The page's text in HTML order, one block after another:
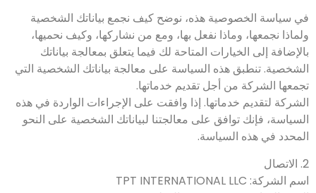
في سياسة الخصوصية هذه، نوضح كيف نجمع بياناتك الشخصية
ولماذا نجمعها، وماذا نفعل بها، ومع من نشاركها، وكيف نحميها،
بالإضافة إلى الخيارات المتاحة لك فيما يتعلق بمعالجة بياناتك
الشخصية. تنطبق هذه السياسة على معالجة بياناتك الشخصية التي
تجمعها الشركة من أجل تقديم خدماتها.
الشركة لتقديم خدماتها. إذا وافقت على الإجراءات الواردة في هذه
السياسة، فإنك توافق على معالجتنا لبياناتك الشخصية على النحو
المحدد في هذه السياسة.
2. الاتصال
اسم الشركة: TPT INTERNATIONAL LLC